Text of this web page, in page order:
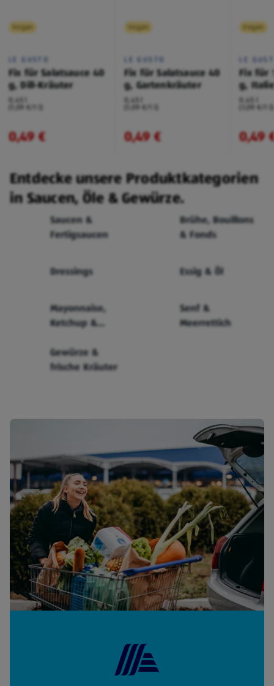
Vegan
LE GUSTO
Fix für Salatsauce 40
g, Dill-Kräuter
0,45 l
(1,09 €/1 l)
0,49 €
Vegan
LE GUSTO
Fix für Salatsauce 40
g, Gartenkräuter
0,45 l
(1,09 €/1 l)
0,49 €
Vegan
LE
Fix für
g,
0,45 l
(1,09 €/1 l)
0,49
Entdecke unsere Produktkategorien
in Saucen, Öle & Gewürze.
Saucen &
Fertigsaucen
Brühe, Bouillons
& Fonds
Dressings Essig & Öl
Mayonnaise,
Ketchup &
Senf &
Meerrettich
Gewürze &
frische Kräuter